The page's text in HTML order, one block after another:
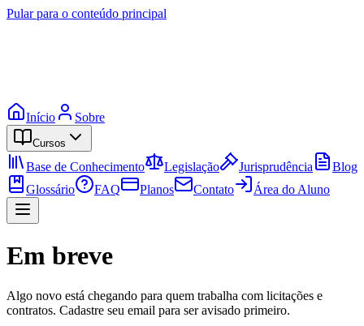
Pular para o conteúdo principal
Início Sobre
Cursos
Base de Conhecimento Legislação Jurisprudência
Blog
Glossário
FAQ Planos Contato Área do Aluno
Em breve
Algo novo está chegando para quem trabalha com licitações e
contratos. Cadastre seu email para ser avisado primeiro.